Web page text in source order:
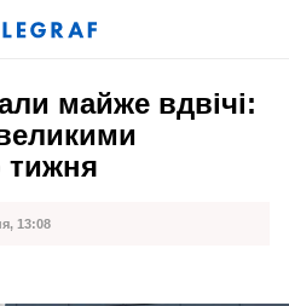
майже вдвічі:
тижня
13:08